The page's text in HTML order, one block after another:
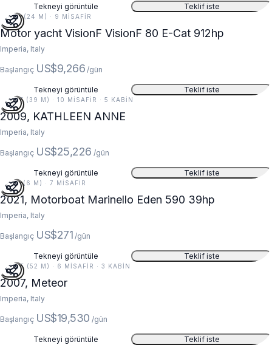
Tekneyi görüntüle Teklif iste
80 FT (24 M) · 9 MISAFIR
Motor yacht VisionF VisionF 80 E-Cat 912hp
Imperia, Italy
Başlangıç US$9,266 /gün
Tekneyi görüntüle Teklif iste
128 FT (39 M) · 10 MISAFIR · 5 KABIN
2009, KATHLEEN ANNE
Imperia, Italy
Başlangıç US$25,226 /gün
Tekneyi görüntüle Teklif iste
20 FT (6 M) · 7 MISAFIR
2021, Motorboat Marinello Eden 590 39hp
Imperia, Italy
Başlangıç US$271 /gün
Tekneyi görüntüle Teklif iste
169 FT (52 M) · 6 MISAFIR · 3 KABIN
2007, Meteor
Imperia, Italy
Başlangıç US$19,530 /gün
Tekneyi görüntüle Teklif iste